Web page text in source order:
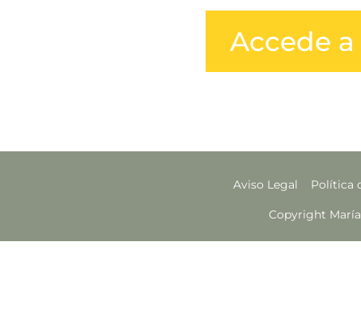
Accede
Aviso Legal Política
Copyright